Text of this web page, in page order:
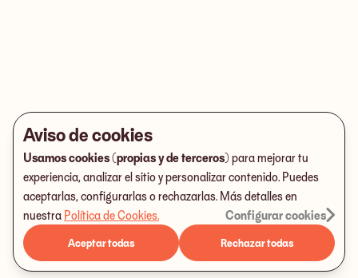
Aviso de cookies
Usamos cookies (propias y de terceros) para mejorar tu
experiencia, analizar el sitio y personalizar contenido. Puedes
aceptarlas, configurarlas o rechazarlas. Más detalles en
nuestra Política de Cookies. Configurar cookies
Aceptar todas Rechazar todas